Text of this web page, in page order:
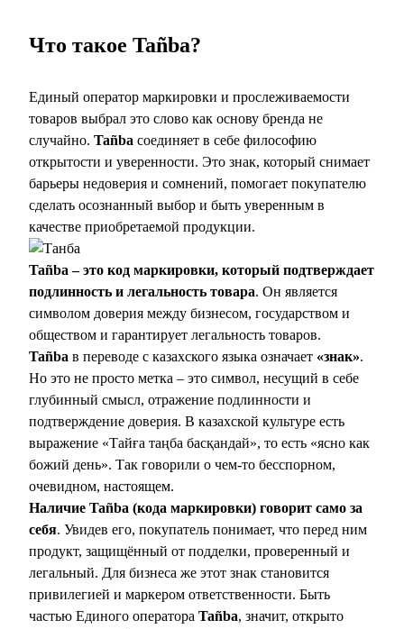
Что такое Tañba?
Единый оператор маркировки и прослеживаемости
товаров выбрал это слово как основу бренда не
случайно. Tañba соединяет в себе философию
открытости и уверенности. Это знак, который снимает
барьеры недоверия и сомнений, помогает покупателю
сделать осознанный выбор и быть уверенным в
качестве приобретаемой продукции.
Tañba – это код маркировки, который подтверждает
подлинность и легальность товара. Он является
символом доверия между бизнесом, государством и
обществом и гарантирует легальность товаров.
Tañba в переводе с казахского языка означает «знак».
Но это не просто метка – это символ, несущий в себе
глубинный смысл, отражение подлинности и
подтверждение доверия. В казахской культуре есть
выражение «Тайға таңба басқандай», то есть «ясно как
божий день». Так говорили о чем-то бесспорном,
очевидном, настоящем.
Наличие Tañba (кода маркировки) говорит само за
себя. Увидев его, покупатель понимает, что перед ним
продукт, защищённый от подделки, проверенный и
легальный. Для бизнеса же этот знак становится
привилегией и маркером ответственности. Быть
частью Единого оператора Tañba, значит, открыто